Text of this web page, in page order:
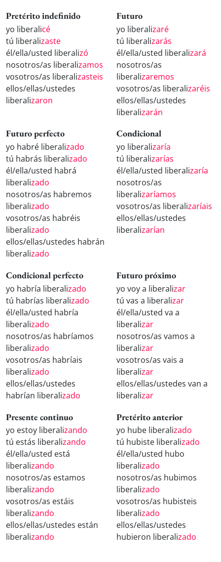
Pretérito indefinido
yo liberalicé
tú liberalizaste
él/ella/usted liberalizó
nosotros/as liberalizamos
vosotros/as liberalizasteis
ellos/ellas/ustedes
liberalizaron
Futuro
yo liberalizaré
tú liberalizarás
él/ella/usted liberalizará
nosotros/as
liberalizaremos
vosotros/as liberalizaréis
ellos/ellas/ustedes
liberalizarán
Futuro perfecto
yo habré liberalizado
tú habrás liberalizado
él/ella/usted habrá
liberalizado
nosotros/as habremos
liberalizado
vosotros/as habréis
liberalizado
ellos/ellas/ustedes habrán
liberalizado
Condicional
yo liberalizaría
tú liberalizarías
él/ella/usted liberalizaría
nosotros/as
liberalizaríamos
vosotros/as liberalizaríais
ellos/ellas/ustedes
liberalizarían
Condicional perfecto
yo habría liberalizado
tú habrías liberalizado
él/ella/usted habría
liberalizado
nosotros/as habríamos
liberalizado
vosotros/as habríais
liberalizado
ellos/ellas/ustedes
habrían liberalizado
Futuro próximo
yo voy a liberalizar
tú vas a liberalizar
él/ella/usted va a
liberalizar
nosotros/as vamos a
liberalizar
vosotros/as vais a
liberalizar
ellos/ellas/ustedes van a
liberalizar
Presente continuo
yo estoy liberalizando
tú estás liberalizando
él/ella/usted está
liberalizando
nosotros/as estamos
liberalizando
vosotros/as estáis
liberalizando
ellos/ellas/ustedes están
liberalizando
Pretérito anterior
yo hube liberalizado
tú hubiste liberalizado
él/ella/usted hubo
liberalizado
nosotros/as hubimos
liberalizado
vosotros/as hubisteis
liberalizado
ellos/ellas/ustedes
hubieron liberalizado